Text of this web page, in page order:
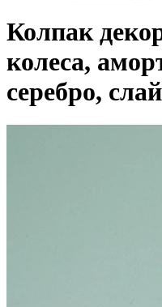
Колпак
колеса,
серебро,